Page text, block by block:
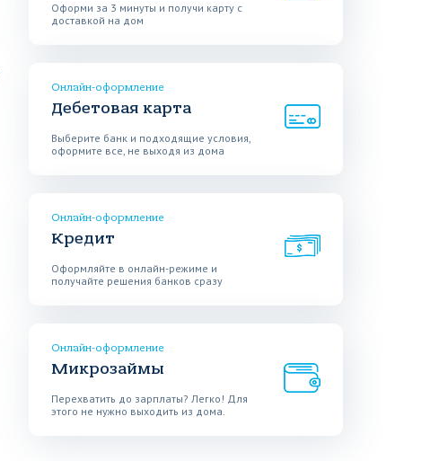
Оформи за 3 минуты и получи карту с
доставкой на дом
Онлайн-оформление
Дебетовая карта
Выберите банк и подходящие условия,
оформите все, не выходя из дома
Онлайн-оформление
Кредит
Оформляйте в онлайн-режиме и
получайте решения банков сразу
Онлайн-оформление
Микрозаймы
Перехватить до зарплаты? Легко! Для
этого не нужно выходить из дома.